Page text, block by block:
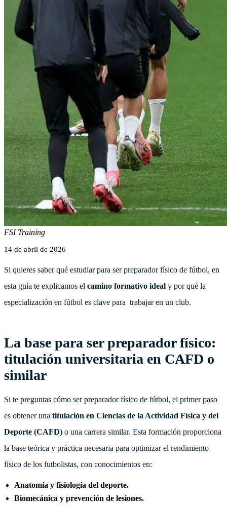
FSI Training
14 de abril de 2026
Si quieres saber qué estudiar para ser preparador físico de fútbol, en
esta guía te explicamos el camino formativo ideal y por qué la
especialización en fútbol es clave para trabajar en un club.
La base para ser preparador físico:
titulación universitaria en CAFD o
similar
Si te preguntas cómo ser preparador físico de fútbol, el primer paso
es obtener una titulación en Ciencias de la Actividad Física y del
Deporte (CAFD) o una carrera similar. Esta formación proporciona
la base teórica y práctica necesaria para optimizar el rendimiento
físico de los futbolistas, con conocimientos en:
Anatomía y fisiología del deporte.
Biomecánica y prevención de lesiones.